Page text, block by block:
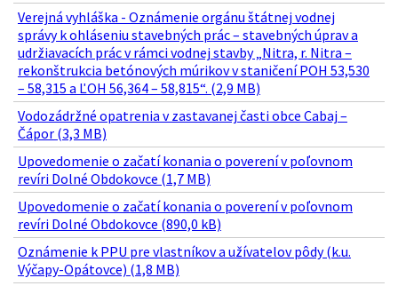
Verejná vyhláška - Oznámenie orgánu štátnej vodnej
správy k ohláseniu stavebných prác – stavebných úprav a
udržiavacích prác v rámci vodnej stavby „Nitra, r. Nitra –
rekonštrukcia betónových múrikov v staničení POH 53,530
– 58,315 a ĽOH 56,364 – 58,815“. (2,9 MB)
Vodozádržné opatrenia v zastavanej časti obce Cabaj –
Čápor (3,3 MB)
Upovedomenie o začatí konania o poverení v poľovnom
revíri Dolné Obdokovce (1,7 MB)
Upovedomenie o začatí konania o poverení v poľovnom
revíri Dolné Obdokovce (890,0 kB)
Oznámenie k PPU pre vlastníkov a užívatelov pôdy (k.u.
Výčapy-Opátovce) (1,8 MB)